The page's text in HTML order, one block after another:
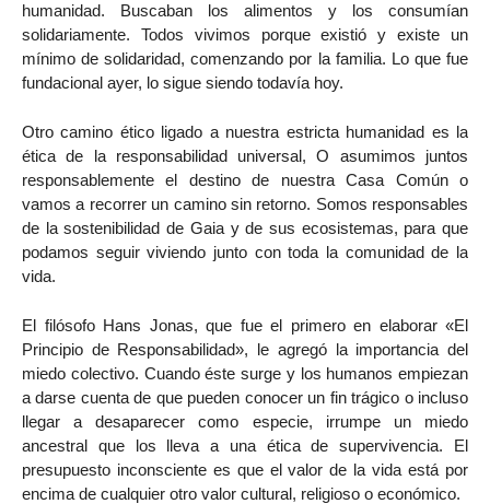
humanidad. Buscaban los alimentos y los consumían
solidariamente. Todos vivimos porque existió y existe un
mínimo de solidaridad, comenzando por la familia. Lo que fue
fundacional ayer, lo sigue siendo todavía hoy.
Otro camino ético ligado a nuestra estricta humanidad es la
ética de la responsabilidad universal, O asumimos juntos
responsablemente el destino de nuestra Casa Común o
vamos a recorrer un camino sin retorno. Somos responsables
de la sostenibilidad de Gaia y de sus ecosistemas, para que
podamos seguir viviendo junto con toda la comunidad de la
vida.
El filósofo Hans Jonas, que fue el primero en elaborar «El
Principio de Responsabilidad», le agregó la importancia del
miedo colectivo. Cuando éste surge y los humanos empiezan
a darse cuenta de que pueden conocer un fin trágico o incluso
llegar a desaparecer como especie, irrumpe un miedo
ancestral que los lleva a una ética de supervivencia. El
presupuesto inconsciente es que el valor de la vida está por
encima de cualquier otro valor cultural, religioso o económico.